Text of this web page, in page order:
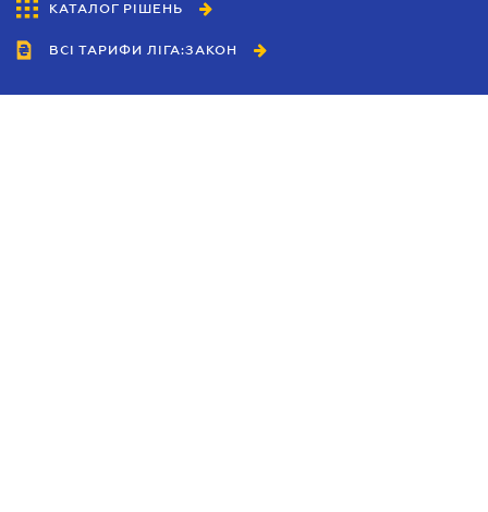
КАТАЛОГ РІШЕНЬ
ВСІ ТАРИФИ ЛІГА:ЗАКОН